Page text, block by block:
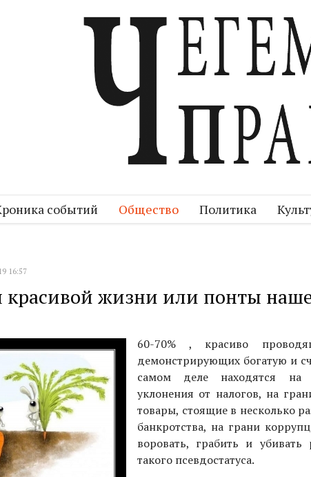
событий Общество Политика
16:57
жизни или понты
60-70% , красиво
демонстрирующих богатую и
самом деле находятся
уклонения от налогов, на
товары, стоящие в несколько
банкротства, на грани
воровать, грабить и
такого псевдостатуса.